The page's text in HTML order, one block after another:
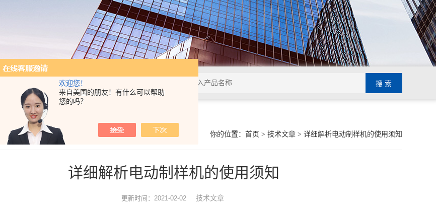
欢迎您！
来自美国的朋友！有什么可以帮助
您的吗？
高温物性仪，研磨机，制样机，实验电炉等
你的位置： 首页 > 技术文章> 详细解析电动制样机的使用须知
详细解析电动制样机的使用须知
更新时间：2021-02-02 技术文章